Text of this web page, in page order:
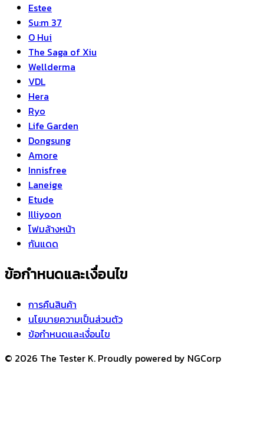
Estee
Su:m 37
O Hui
The Saga of Xiu
Wellderma
VDL
Hera
Ryo
Life Garden
Dongsung
Amore
Innisfree
Laneige
Etude
Illiyoon
โฟมล้างหน้า
กันแดด
ข้อกำหนดและเงื่อนไข
การคืนสินค้า
นโยบายความเป็นส่วนตัว
ข้อกำหนดและเงื่อนไข
© 2026 The Tester K. Proudly powered by NGCorp